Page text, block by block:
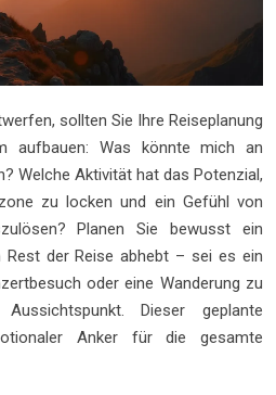
sollten Sie Ihre Reiseplanung
aufbauen: Was könnte mich an
Welche Aktivität hat das Potenzial,
zu locken und ein Gefühl von
Planen Sie bewusst ein
der Reise abhebt – sei es ein
oder eine Wanderung zu
Dieser geplante
Anker für die gesamte